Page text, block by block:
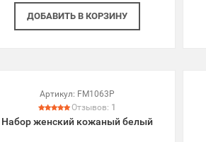
ДОБАВИТЬВ КОРЗИНУ
Артикул: FM1063P
Отзывов: 1
Набор женский кожаный белый